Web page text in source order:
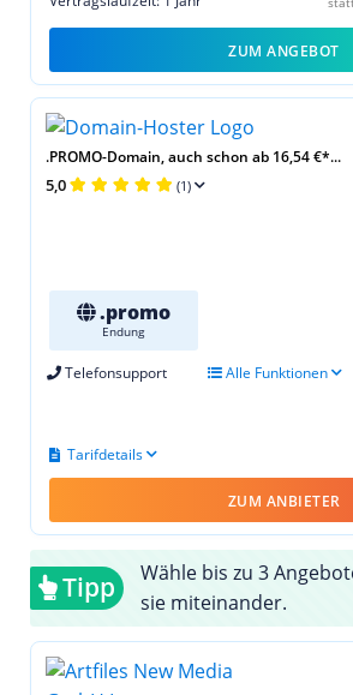
ZUM ANGEBOT
.PROMO-Domain, auch schon ab 16,54 €*...
5,0 (1)
.promo
Endung
Telefonsupport Alle Funktionen
Tarifdetails
ZUM ANBIETER
Tipp
Wähle bis zu 3
sie miteinander.